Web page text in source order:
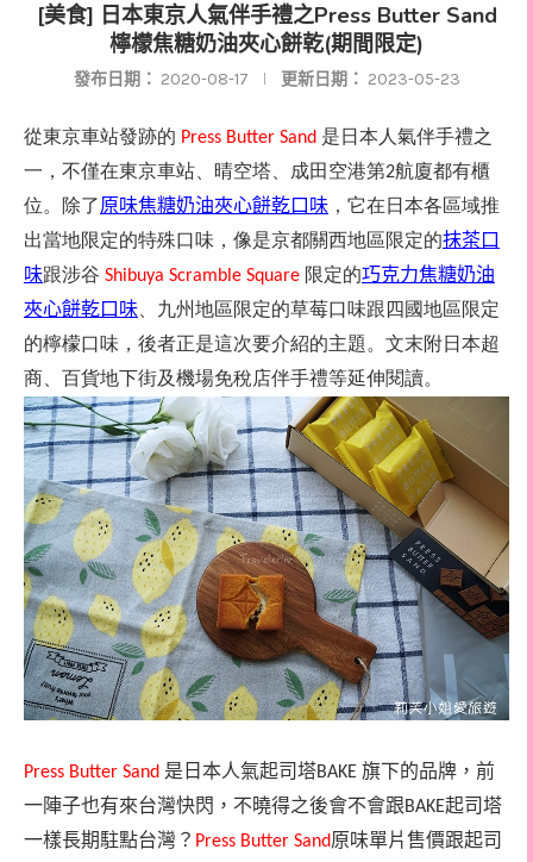
[美食] 日本東京人氣伴手禮之Press Butter Sand
檸檬焦糖奶油夾心餅乾(期間限定)
發布日期： 2020-08-17 更新日期： 2023-05-23
從東京車站發跡的 Press Butter Sand 是日本人氣伴手禮之
一，不僅在東京車站、晴空塔、成田空港第2航廈都有櫃
位。除了原味焦糖奶油夾心餅乾口味 ，它在日本各區域推
出當地限定的特殊口味，像是京都關西地區限定的抹茶口
味跟涉谷 Shibuya Scramble Square 限定的巧克力焦糖奶油
夾心餅乾口味 、九州地區限定的草莓口味跟四國地區限定
的檸檬口味，後者正是這次要介紹的主題。文末附日本超
商、百貨地下街及機場免稅店伴手禮等延伸閱讀。
Press Butter Sand 是日本人氣起司塔BAKE 旗下的品牌，前
一陣子也有來台灣快閃，不曉得之後會不會跟BAKE起司塔
一樣長期駐點台灣？ Press Butter Sand原味單片售價跟起司